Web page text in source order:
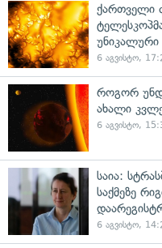
ქართველი
6 აგვისტო,
როგორ
ახალი
6 აგვისტო,
საია:
საქმეზე
6 აგვისტო,